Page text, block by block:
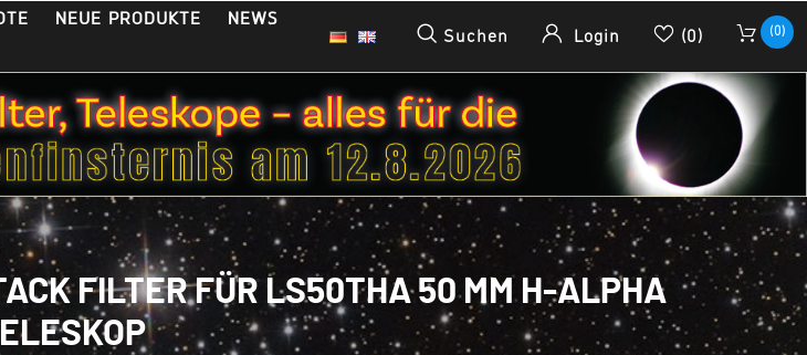
NEUE PRODUKTE
NEWS
Suchen Login (0) (0)
FILTER FÜR LS50THA 50 MM H-ALPHA